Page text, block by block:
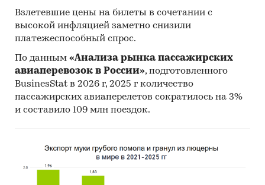
Взлетевшие цены на билеты в сочетании с
высокой инфляцией заметно снизили
платежеспособный спрос.
По данным «Анализа рынка пассажирских
авиаперевозок в России», подготовленного
BusinesStat в 2026 г, 2025 г количество
пассажирских авиаперелетов сократилось на 3%
и составило 109 млн поездок.